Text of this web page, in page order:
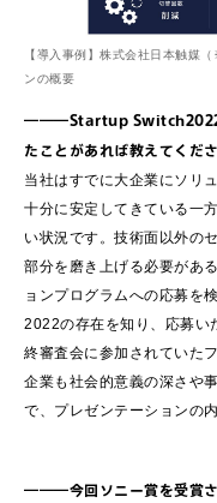
【導入事例】株式会社日本触媒
ンの概要
―――Startup Switch2022
たことがあれば教えてくださ
当社はすでに大企業にソリ
十分に安定してきている一
い状況です。技術面以外の
部分を磨き上げる必要があ
ョンプログラムへの応募を
2022の存在を知り、応募い
終審査会に参加されていた
企業も社会的意義の深さや
で、プレゼンテーションの
―――今回ソニー賞を受賞さ